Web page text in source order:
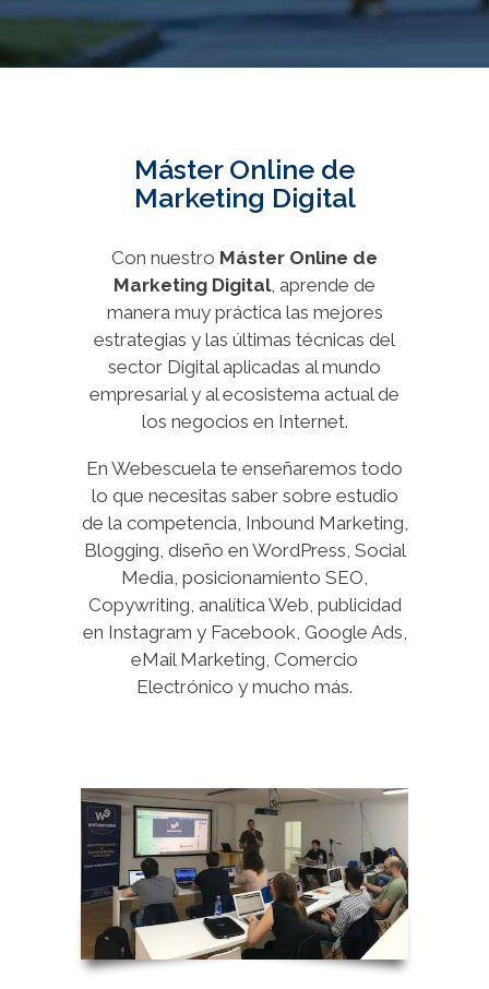
Máster Online de
Marketing Digital
Con nuestro Máster Online de
Marketing Digital, aprende de
manera muy práctica las mejores
estrategias y las últimas técnicas del
sector Digital aplicadas al mundo
empresarial y al ecosistema actual de
los negocios en Internet.
En Webescuela te enseñaremos todo
lo que necesitas saber sobre estudio
de la competencia, Inbound Marketing,
Blogging, diseño en WordPress, Social
Media, posicionamiento SEO,
Copywriting, analítica Web, publicidad
en Instagram y Facebook, Google Ads,
eMail Marketing, Comercio
Electrónico y mucho más.